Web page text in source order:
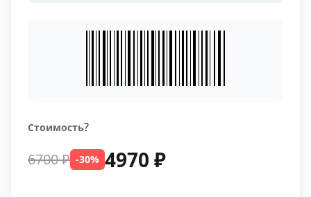
Стоимость?
6700 ₽ -30% 4970 ₽